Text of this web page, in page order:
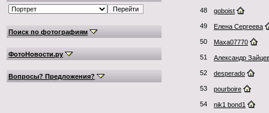
Поиск по фотографиям
ФотоНовости.ру
Вопросы? Предложения?
48 goboist
49 Елена Сергеева
50 Maxa07770
51 Александр
52 desperado
53 pourboire
54 nik1 bond1